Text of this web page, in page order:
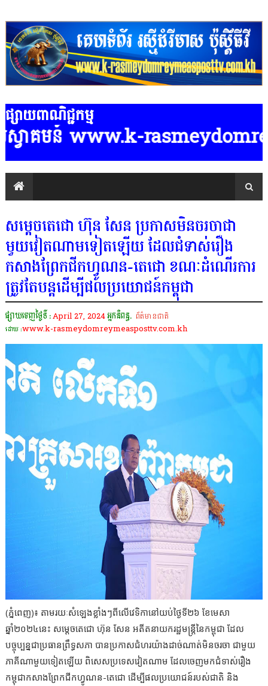
ផ្សាយពាណិជ្ជកម្ម
សម្ដេចតេជោ ហ៊ុន សែន ប្រកាសមិនចរចាជា
មួយវៀតណាមទៀតឡើយ ដែលជំទាស់រឿង
កសាងព្រែកជីកហ្វូណន-តេជោ ខណៈដំណើរការ
ត្រូវតែបន្ដដើម្បីផលប្រយោជន៍កម្ពុជា
ផ្សាយចេញថ្ងៃទី :April 27, 2024អ្នកនិពន្ធ. ព័ត៌មានជាតិ
ដោយ :www.k-rasmeydomreymeasposttv.com.kh
(ភ្នំពេញ)៖ តាមរយៈសំឡេងខ្លាំងៗពីលើវេទិកានៅយប់ថ្ងៃទី២៦ ខែមេសា
ឆ្នាំ២០២៤នេះ សម្ដេចតេជោ ហ៊ុន សែន អតីតនាយករដ្ឋមន្ដ្រីនៃកម្ពុជា ដែល
បច្ចុប្បន្នជាប្រធានព្រឹទ្ធសភា បានប្រកាសជំហរយ៉ាងដាច់ណាត់មិនចរចា ជាមួយ
ភាគីណាមួយទៀតឡើយ ពិសេសប្រទេសវៀតណាម ដែលចេញមកជំទាស់រឿង
កម្ពុជាកសាងព្រែកជីកហ្វូណន-តេជោ ដើម្បីផលប្រយោជន៍របស់ជាតិ និង